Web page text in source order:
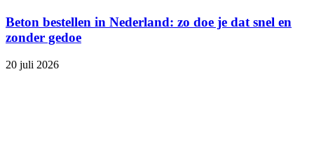
Beton bestellen in Nederland: zo doe je dat snel en
zonder gedoe
20 juli 2026